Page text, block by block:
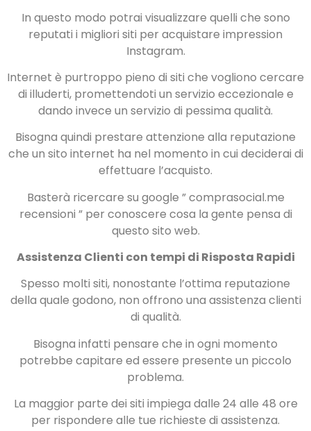
In questo modo potrai visualizzare quelli che sono
reputati i migliori siti per acquistare impression
Instagram.
Internet è purtroppo pieno di siti che vogliono cercare
di illuderti, promettendoti un servizio eccezionale e
dando invece un servizio di pessima qualità.
Bisogna quindi prestare attenzione alla reputazione
che un sito internet ha nel momento in cui deciderai di
effettuare l’acquisto.
Basterà ricercare su google ” comprasocial.me
recensioni ” per conoscere cosa la gente pensa di
questo sito web.
Assistenza Clienti con tempi di Risposta Rapidi
Spesso molti siti, nonostante l’ottima reputazione
della quale godono, non offrono una assistenza clienti
di qualità.
Bisogna infatti pensare che in ogni momento
potrebbe capitare ed essere presente un piccolo
problema.
La maggior parte dei siti impiega dalle 24 alle 48 ore
per rispondere alle tue richieste di assistenza.